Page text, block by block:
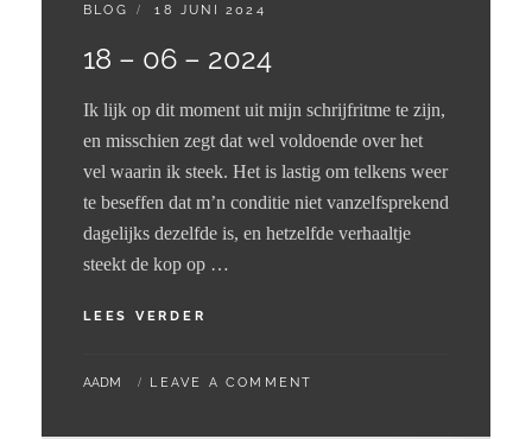
CATEGORIES:
BLOG
GEPLAATST
18 JUNI 2024
18 – 06 – 2024
Ik lijk op dit moment uit mijn schrijfritme te zijn,
en misschien zegt dat wel voldoende over het
vel waarin ik steek. Het is lastig om telkens weer
te beseffen dat m’n conditie niet vanzelfsprekend
dagelijks dezelfde is, en hetzelfde verhaaltje
steekt de kop op …
LEES VERDER
–
BY
AADM LEAVE A COMMENT